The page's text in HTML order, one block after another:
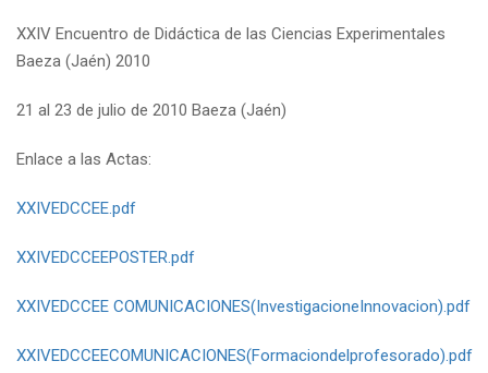
XXIV Encuentro de Didáctica de las Ciencias Experimentales
Baeza (Jaén) 2010
21 al 23 de julio de 2010 Baeza (Jaén)
Enlace a las Actas:
XXIVEDCCEE.pdf
XXIVEDCCEEPOSTER.pdf
XXIVEDCCEE COMUNICACIONES(InvestigacioneInnovacion).pdf
XXIVEDCCEECOMUNICACIONES(Formaciondelprofesorado).pdf